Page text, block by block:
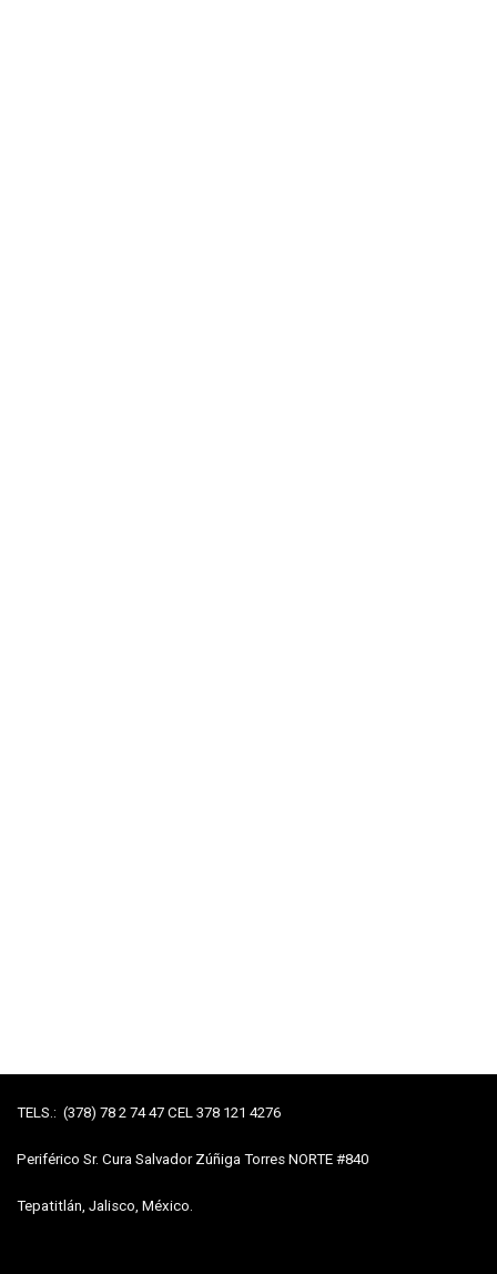
TELS.: (378) 78 2 74 47 CEL 378 121 4276
Periférico Sr. Cura Salvador Zúñiga Torres NORTE #840
Tepatitlán, Jalisco, México.